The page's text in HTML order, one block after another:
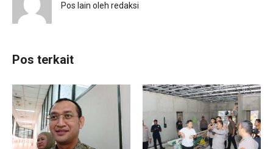
Pos lain oleh redaksi
Pos terkait